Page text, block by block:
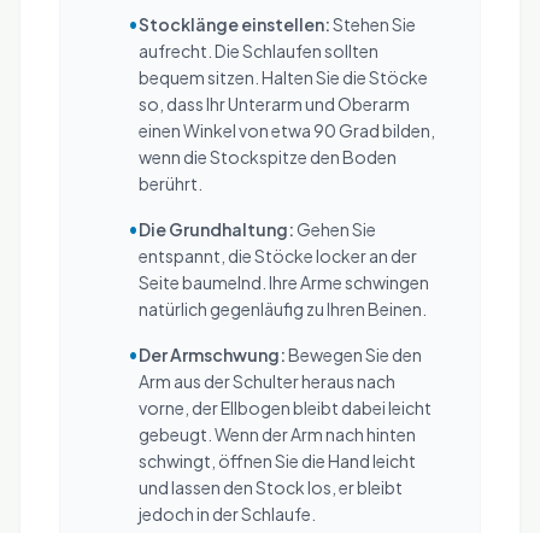
•Stocklänge einstellen:Stehen Sie
aufrecht. Die Schlaufen sollten
bequem sitzen. Halten Sie die Stöcke
so, dass Ihr Unterarm und Oberarm
einen Winkel von etwa 90 Grad bilden,
wenn die Stockspitze den Boden
berührt.
•Die Grundhaltung:Gehen Sie
entspannt, die Stöcke locker an der
Seite baumelnd. Ihre Arme schwingen
natürlich gegenläufig zu Ihren Beinen.
•Der Armschwung:Bewegen Sie den
Arm aus der Schulter heraus nach
vorne, der Ellbogen bleibt dabei leicht
gebeugt. Wenn der Arm nach hinten
schwingt, öffnen Sie die Hand leicht
und lassen den Stock los, er bleibt
jedoch in der Schlaufe.